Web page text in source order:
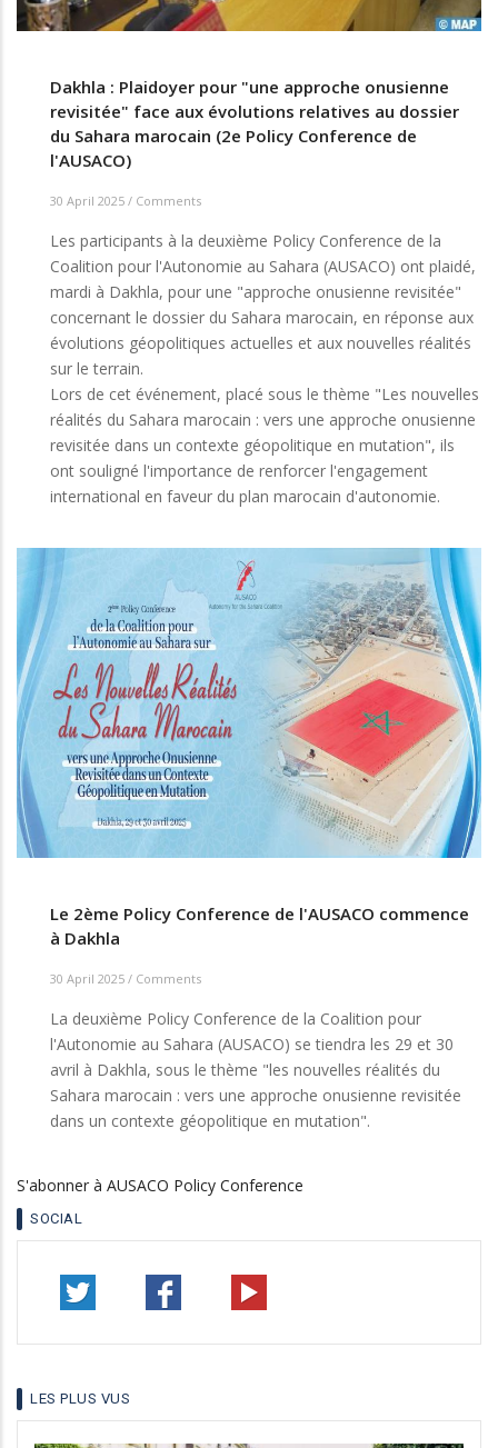
Dakhla : Plaidoyer pour "une approche onusienne
revisitée" face aux évolutions relatives au dossier
du Sahara marocain (2e Policy Conference de
l'AUSACO)
30 April 2025 / Comments
Les participants à la deuxième Policy Conference de la
Coalition pour l'Autonomie au Sahara (AUSACO) ont plaidé,
mardi à Dakhla, pour une "approche onusienne revisitée"
concernant le dossier du Sahara marocain, en réponse aux
évolutions géopolitiques actuelles et aux nouvelles réalités
sur le terrain.
Lors de cet événement, placé sous le thème "Les nouvelles
réalités du Sahara marocain : vers une approche onusienne
revisitée dans un contexte géopolitique en mutation", ils
ont souligné l'importance de renforcer l'engagement
international en faveur du plan marocain d'autonomie.
Le 2ème Policy Conference de l'AUSACO commence
à Dakhla
30 April 2025 / Comments
La deuxième Policy Conference de la Coalition pour
l'Autonomie au Sahara (AUSACO) se tiendra les 29 et 30
avril à Dakhla, sous le thème "les nouvelles réalités du
Sahara marocain : vers une approche onusienne revisitée
dans un contexte géopolitique en mutation".
S'abonner à AUSACO Policy Conference
SOCIAL
LES PLUS VUS